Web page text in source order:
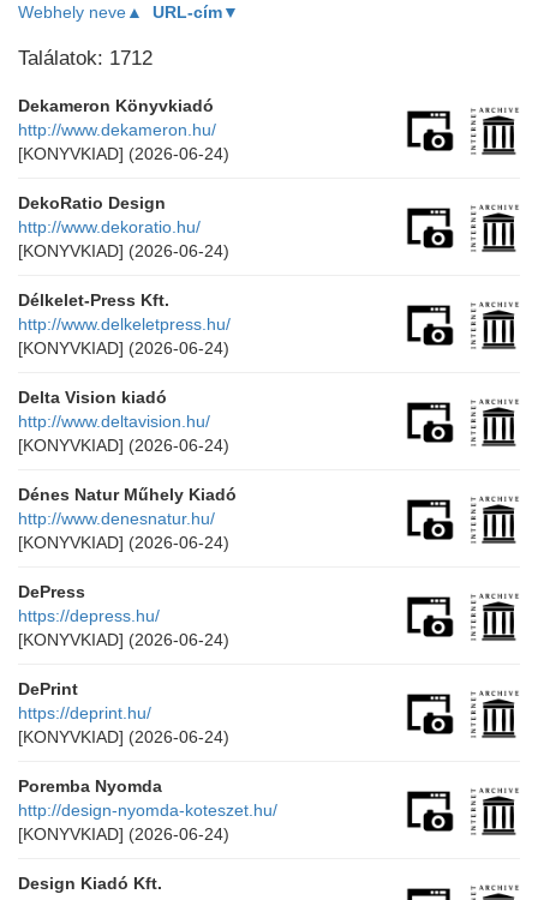
Webhely neve▲ URL-cím▼
Találatok: 1712
Dekameron Könyvkiadó
http://www.dekameron.hu/
[KONYVKIAD] (2026-06-24)
DekoRatio Design
http://www.dekoratio.hu/
[KONYVKIAD] (2026-06-24)
Délkelet-Press Kft.
http://www.delkeletpress.hu/
[KONYVKIAD] (2026-06-24)
Delta Vision kiadó
http://www.deltavision.hu/
[KONYVKIAD] (2026-06-24)
Dénes Natur Műhely Kiadó
http://www.denesnatur.hu/
[KONYVKIAD] (2026-06-24)
DePress
https://depress.hu/
[KONYVKIAD] (2026-06-24)
DePrint
https://deprint.hu/
[KONYVKIAD] (2026-06-24)
Poremba Nyomda
http://design-nyomda-koteszet.hu/
[KONYVKIAD] (2026-06-24)
Design Kiadó Kft.